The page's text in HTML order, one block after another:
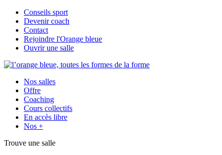
Conseils sport
Devenir coach
Contact
Rejoindre l'Orange bleue
Ouvrir une salle
Nos salles
Offre
Coaching
Cours collectifs
En accès libre
Nos +
Trouve une salle